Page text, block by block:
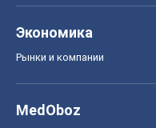
Экономика
Рынки и компании
MedOboz